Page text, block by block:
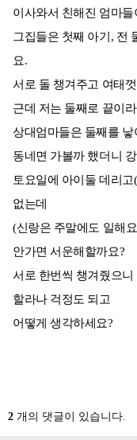
이사와서 친해진 엄마들
그집들은 첫째 아기, 전
요.
서로 돌 챙겨주고 여태
근데 저는 둘째로 끝이
상대엄마들은 둘째를
동네면 가볼까 했더니
토요일에 아이둘 데리
없는데
(신랑은 주말에도 일해
안가면 서운해할까요?
서로 한번씩 챙겨줬으
할라나 걱정도 되고
어떻게 생각하세요?
2 개의 댓글이 있습니다.